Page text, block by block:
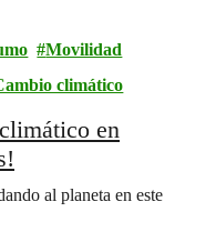
Movilidad
climático
en
al planeta en este